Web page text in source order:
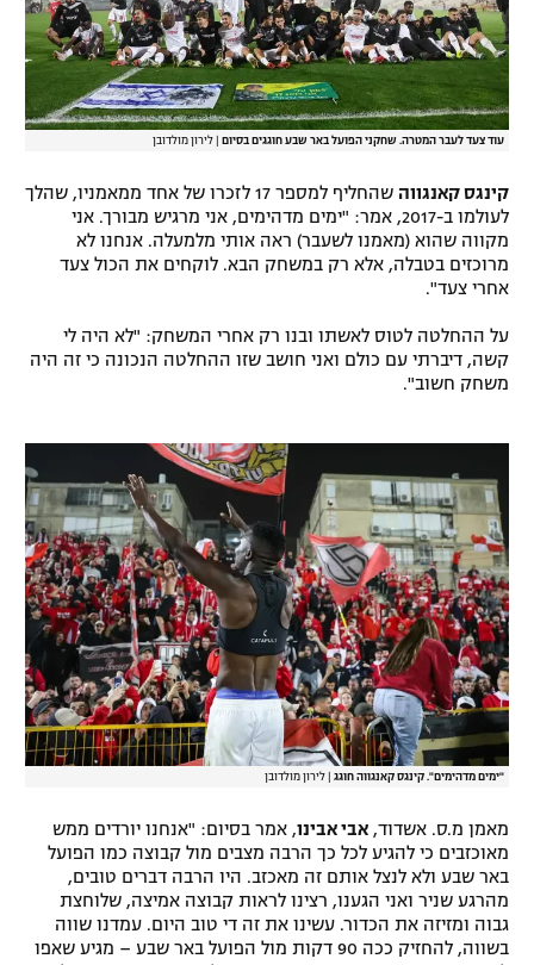
עוד צעד לעבר המטרה. שחקני הפועל באר שבע חוגגים בסיום לירון מולדובן
קינגס קאנגווה
שהחליף למספר 17 לזכרו של אחד ממאמניו, שהלך
לעולמו ב-2017, אמר: "ימים מדהימים, אני מרגיש מבורך. אני
מקווה שהוא (מאמנו לשעבר) ראה אותי מלמעלה. אנחנו לא
מרוכזים בטבלה, אלא רק במשחק הבא. לוקחים את הכול צעד
אחרי צעד".
על ההחלטה לטוס לאשתו ובנו רק אחרי המשחק: "לא היה לי
קשה, דיברתי עם כולם ואני חושב שזו ההחלטה הנכונה כי זה היה
משחק חשוב".
"ימים מדהימים". קינגס קאנגווה חוגג לירון מולדובן
מאמן מ.ס. אשדוד, אבי אבינו, אמר בסיום: "אנחנו יורדים ממש
מאוכזבים כי להגיע לכל כך הרבה מצבים מול קבוצה כמו הפועל
באר שבע ולא לנצל אותם זה מאכזב. היו הרבה דברים טובים,
מהרגע שניר ואני הגענו, רצינו לראות קבוצה אמיצה, שלוחצת
גבוה ומזיזה את הכדור. עשינו את זה די טוב היום. עמדנו שווה
בשווה, להחזיק ככה 90 דקות מול הפועל באר שבע – מגיע שאפו